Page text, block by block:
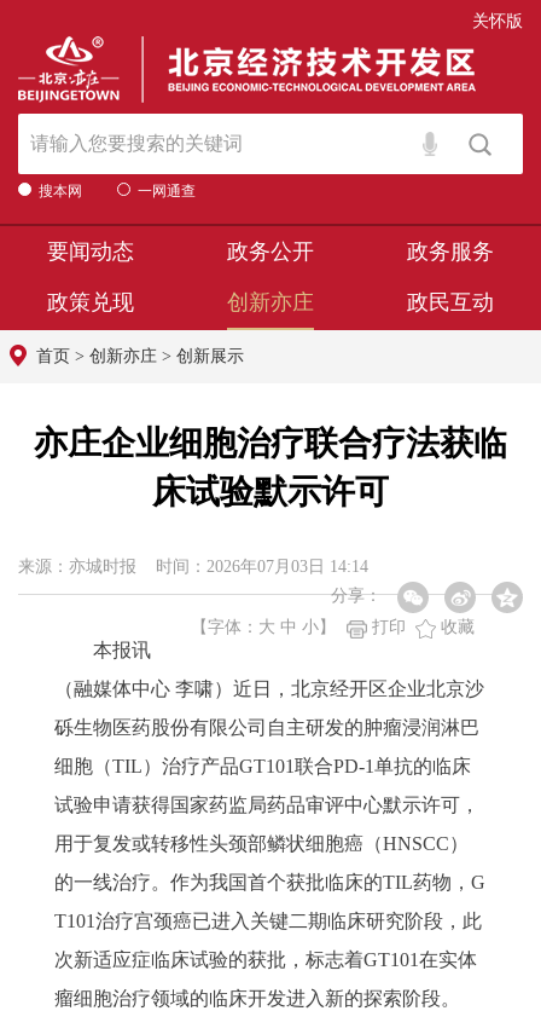
关怀版
搜本网 一网通查
要闻动态 政务公开 政务服务
政策兑现 创新亦庄 政民互动
首页 > 创新亦庄 > 创新展示
亦庄企业细胞治疗联合疗法获临
床试验默示许可
来源：亦城时报 时间：2026年07月03日 14:14
分享：
【字体： 大 中 小 】 打印 收藏
本报讯
（融媒体中心 李啸）近日，北京经开区企业北京沙
砾生物医药股份有限公司自主研发的肿瘤浸润淋巴
细胞（TIL）治疗产品GT101联合PD-1单抗的临床
试验申请获得国家药监局药品审评中心默示许可，
用于复发或转移性头颈部鳞状细胞癌（HNSCC）
的一线治疗。作为我国首个获批临床的TIL药物，G
T101治疗宫颈癌已进入关键二期临床研究阶段，此
次新适应症临床试验的获批，标志着GT101在实体
瘤细胞治疗领域的临床开发进入新的探索阶段。